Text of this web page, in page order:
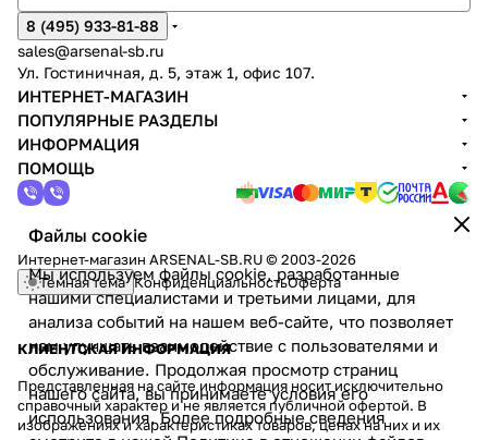
Файлы cookie
Мы используем файлы cookie, разработанные
нашими специалистами и третьими лицами, для
анализа событий на нашем веб-сайте, что позволяет
нам улучшать взаимодействие с пользователями и
обслуживание. Продолжая просмотр страниц
нашего сайта, вы принимаете условия его
использования. Более подробные сведения
8 (495) 933-81-88
sales@arsenal-sb.ru
Ул. Гостиничная, д. 5, этаж 1, офис 107.
ИНТЕРНЕТ-МАГАЗИН
ПОПУЛЯРНЫЕ РАЗДЕЛЫ
ИНФОРМАЦИЯ
ПОМОЩЬ
Интернет-магазин ARSENAL-SB.RU © 2003-2026
Темная тема КонфиденциальностьОферта
КЛИЕНТСКАЯ ИНФОРМАЦИЯ
Представленная на сайте информация носит исключительно
справочный характер и не является публичной офертой. В
изображениях и характеристиках товаров, ценах на них и их